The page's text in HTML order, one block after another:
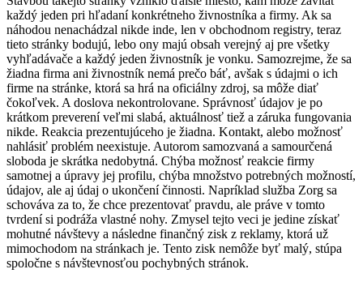
každý jeden pri hľadaní konkrétneho živnostníka a firmy. Ak sa
náhodou nenachádzal nikde inde, len v obchodnom registry, teraz
tieto stránky bodujú, lebo ony majú obsah verejný aj pre všetky
vyhľadávače a každý jeden živnostník je vonku. Samozrejme, že sa
žiadna firma ani živnostník nemá prečo báť, avšak s údajmi o ich
firme na stránke, ktorá sa hrá na oficiálny zdroj, sa môže diať
čokoľvek. A doslova nekontrolovane. Správnosť údajov je po
krátkom preverení veľmi slabá, aktuálnosť tiež a záruka fungovania
nikde. Reakcia prezentujúceho je žiadna. Kontakt, alebo možnosť
nahlásiť problém neexistuje. Autorom samozvaná a samourčená
sloboda je skrátka nedobytná. Chýba možnosť reakcie firmy
samotnej a úpravy jej profilu, chýba množstvo potrebných možností,
údajov, ale aj údaj o ukončení činnosti. Napríklad služba Zorg sa
schováva za to, že chce prezentovať pravdu, ale práve v tomto
tvrdení si podráža vlastné nohy. Zmysel tejto veci je jedine získať
mohutné návštevy a následne finančný zisk z reklamy, ktorá už
mimochodom na stránkach je. Tento zisk nemôže byť malý, stúpa
spoločne s návštevnosťou pochybných stránok.